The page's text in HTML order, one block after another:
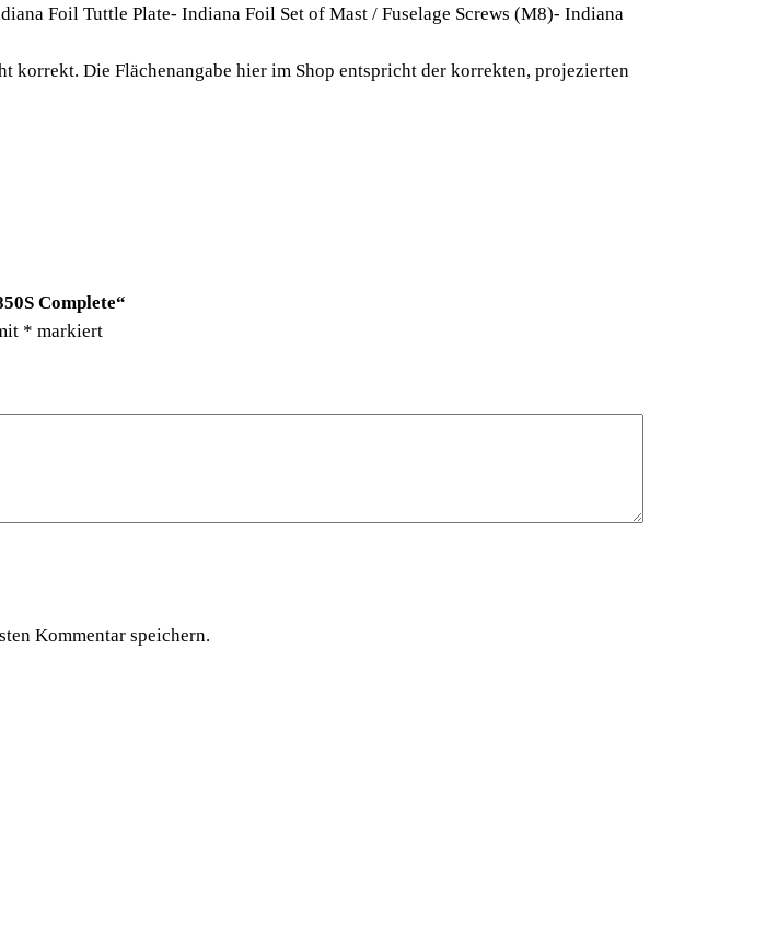
Foil Tuttle Plate- Indiana Foil Set of Mast / Fuselage Screws (M8)- Indiana
korrekt. Die Flächenangabe hier im Shop entspricht der korrekten, projezierten
Complete“
* markiert
Kommentar speichern.